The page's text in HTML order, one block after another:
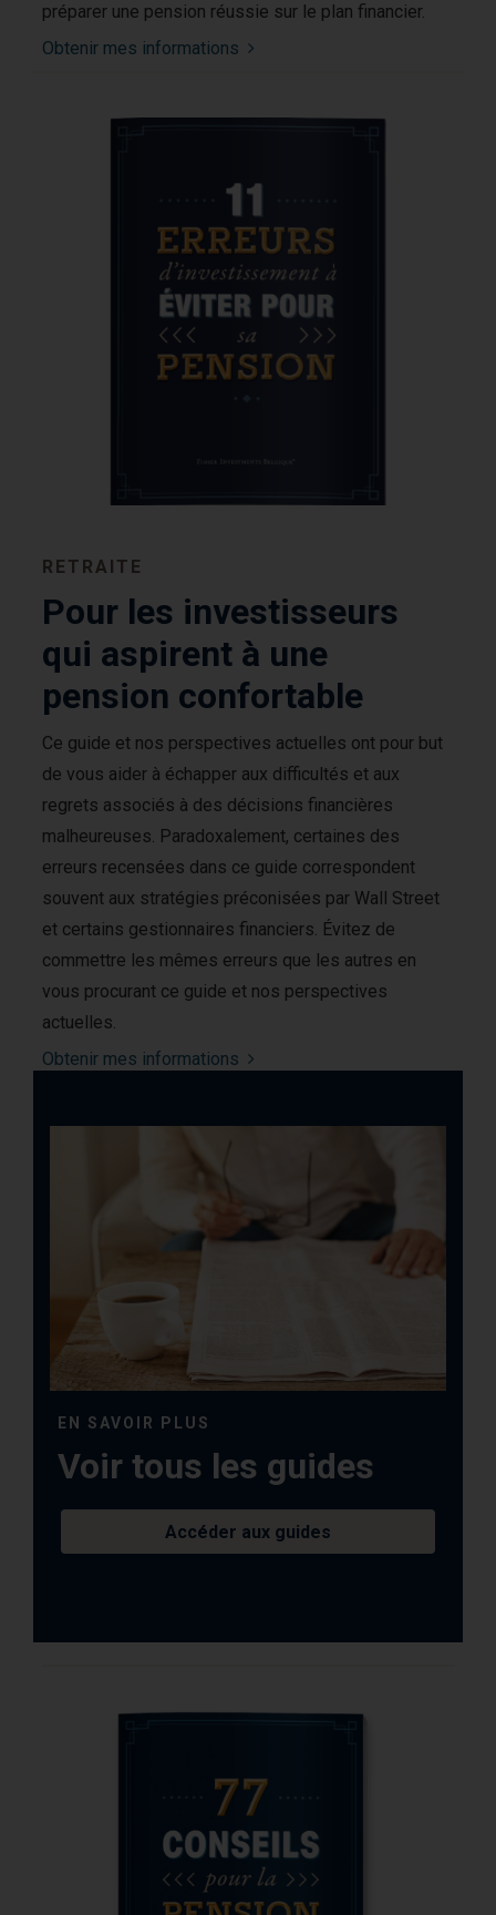
préparer une pension réussie sur le plan financier.
Obtenir mes informations
RETRAITE
Pour les investisseurs
qui aspirent à une
pension confortable
Ce guide et nos perspectives actuelles ont pour but
de vous aider à échapper aux difficultés et aux
regrets associés à des décisions financières
malheureuses. Paradoxalement, certaines des
erreurs recensées dans ce guide correspondent
souvent aux stratégies préconisées par Wall Street
et certains gestionnaires financiers. Évitez de
commettre les mêmes erreurs que les autres en
vous procurant ce guide et nos perspectives
actuelles.
Obtenir mes informations
EN SAVOIR PLUS
Voir tous les guides
Accéder aux guides